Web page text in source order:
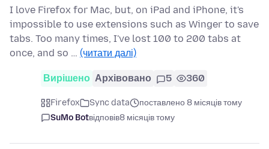
I love Firefox for Mac, but, on iPad and iPhone, it's
impossible to use extensions such as Winger to save
tabs. Too many times, I've lost 100 to 200 tabs at
once, and so … (читати далі)
Вирішено Архівовано 5 360
Firefox Sync data
поставлено 8 місяців тому
SuMo Botвідповів8 місяців тому